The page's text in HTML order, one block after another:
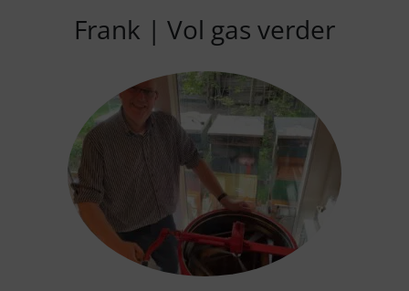
Frank | Vol gas verder